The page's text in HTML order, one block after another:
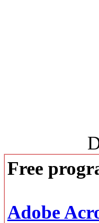
Free
Adobe